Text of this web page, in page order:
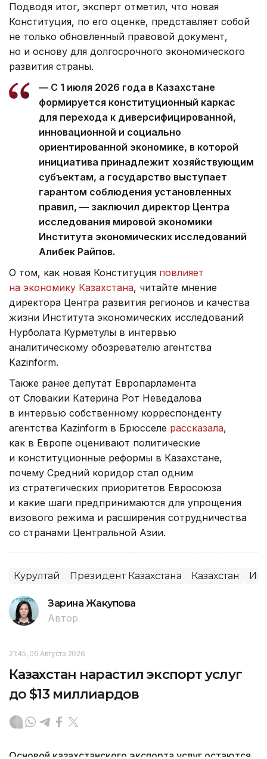
Подводя итог, эксперт отметил, что новая
Конституция, по его оценке, представляет собой
не только обновленный правовой документ,
но и основу для долгосрочного экономического
развития страны.
— С 1 июля 2026 года в Казахстане
формируется конституционный каркас
для перехода к диверсифицированной,
инновационной и социально
ориентированной экономике, в которой
инициатива принадлежит хозяйствующим
субъектам, а государство выступает
гарантом соблюдения установленных
правил, — заключил директор Центра
исследования мировой экономики
Института экономических исследований
Алибек Райпов.
О том, как новая Конституция повлияет
на экономику Казахстана, читайте мнение
директора Центра развития регионов и качества
жизни Института экономических исследований
Нурболата Курметулы в интервью
аналитическому обозревателю агентства
Kazinform.
Также ранее депутат Европарламента
от Словакии Катерина Рот Неведалова
в интервью собственному корреспонденту
агентства Kazinform в Брюсселе рассказала,
как в Европе оценивают политические
и конституционные реформы в Казахстане,
почему Средний коридор стал одним
из стратегических приоритетов Евросоюза
и какие шаги предпринимаются для упрощения
визового режима и расширения сотрудничества
со странами Центральной Азии.
Курултай Президент Казахстана Казахстан
Зарина Жакупова
Автор
21:45, 06 Августа 2026
Казахстан нарастил экспорт услуг
до $13 миллиардов
Основой казахстанского экспорта услуг остаются